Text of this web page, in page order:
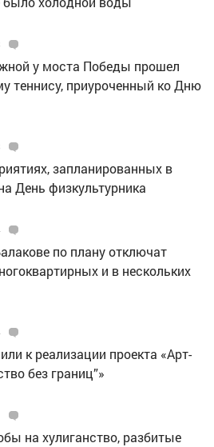
у моста Победы прошел
теннису, приуроченный ко Дню
запланированных в
День физкультурника
по плану отключат
и в нескольких
к реализации проекта «Арт-
без границ”»
на хулиганство, разбитые